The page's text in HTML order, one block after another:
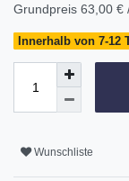
Grundpreis 63,00 €
Innerhalb von 7-12
Wunschliste